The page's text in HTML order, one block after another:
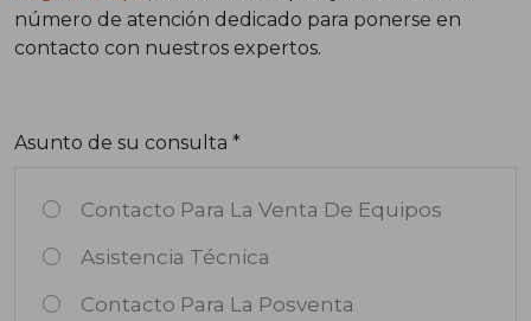
número de atención dedicado para ponerse en
contacto con nuestros expertos.
Asunto de su consulta *
Contacto Para La Venta De Equipos
Asistencia Técnica
Contacto Para La Posventa